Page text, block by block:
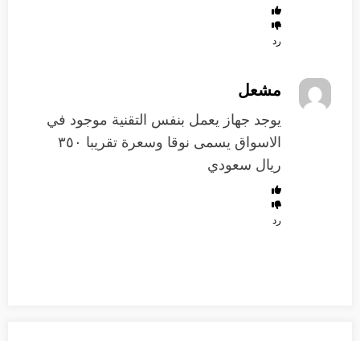
رد
مشعل
يوجد جهاز يعمل بنفس التقنية موجود في
الاسواق يسمى نوقا وسعرة تقريبا ٣٥٠
ريال سعودي
رد